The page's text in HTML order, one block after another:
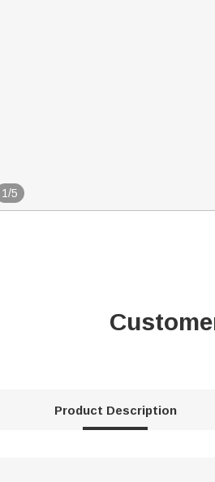
1/5
Product Description